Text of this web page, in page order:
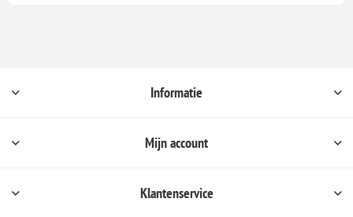
Informatie
Mijn account
Klantenservice